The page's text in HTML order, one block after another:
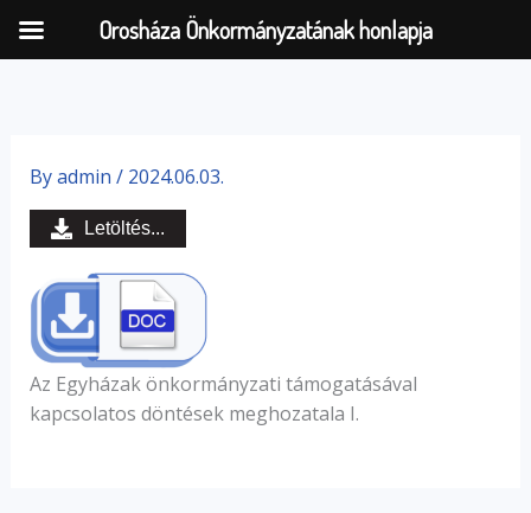
content
Byadmin / 2024.06.03.
Az Egyházak önkormányzati támogatásával
kapcsolatos döntések meghozatala I.
Letöltés...
Orosháza Önkormányzatának honlapja